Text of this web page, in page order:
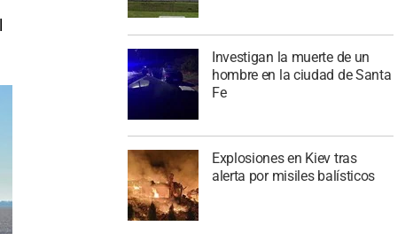
Investigan la muerte de un
hombre en la ciudad de Santa
Fe
Explosiones en Kiev tras
alerta por misiles balísticos